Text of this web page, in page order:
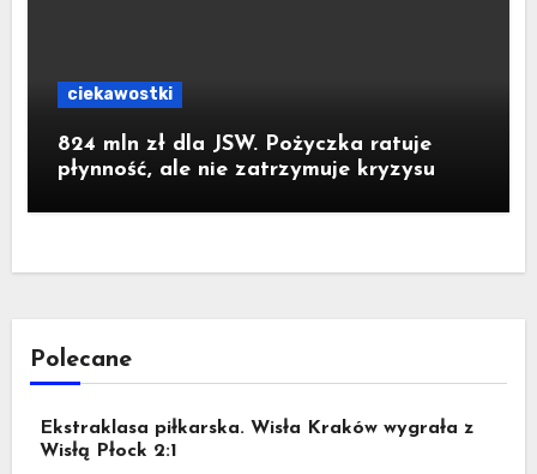
ciekawostki
824 mln zł dla JSW. Pożyczka ratuje
płynność, ale nie zatrzymuje kryzysu
Polecane
Ekstraklasa piłkarska. Wisła Kraków wygrała z
Wisłą Płock 2:1